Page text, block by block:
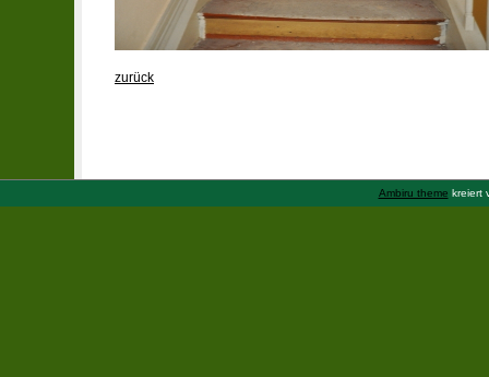
zurück
Ambiru theme kreiert